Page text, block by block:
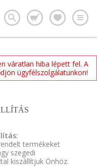
váratlan hiba lépett fel. A
ügyfélszolgálatunkon!
termékeket
szegedi
kiszállítjuk Önhöz.